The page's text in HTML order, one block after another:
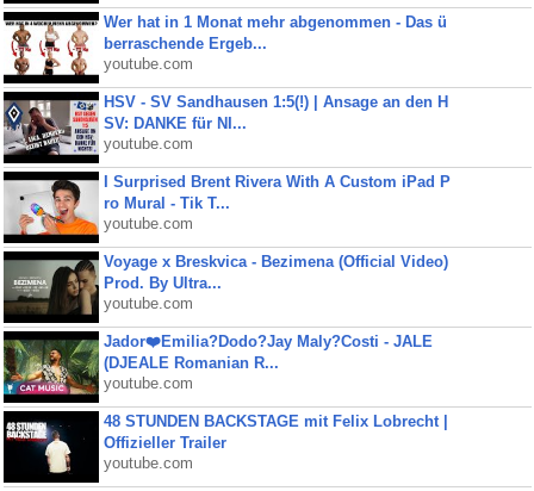
Wer hat in 1 Monat mehr abgenommen - Das ü
berraschende Ergeb...
youtube.com
HSV - SV Sandhausen 1:5(!) | Ansage an den H
SV: DANKE für NI...
youtube.com
I Surprised Brent Rivera With A Custom iPad P
ro Mural - Tik T...
youtube.com
Voyage x Breskvica - Bezimena (Official Video)
Prod. By Ultra...
youtube.com
Jador❤️Emilia?Dodo?Jay Maly?Costi - JALE
(DJEALE Romanian R...
youtube.com
48 STUNDEN BACKSTAGE mit Felix Lobrecht |
Offizieller Trailer
youtube.com